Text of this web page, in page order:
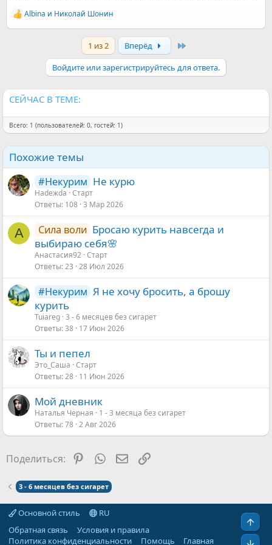
Р
е
Albina и Николай Шонин
1 из 2 Вперёд
Войдите или зарегистрируйтесь для ответа.
СЕЙЧАС В ТЕМЕ:
Всего: 1 (пользователей: 0, гостей: 1)
Похожие темы
#Некурим Не курю
Наdежdа Старт
Ответы 108 3 Мар 2026
А Сила воли Бросаю курить навсегда и
выбираю себя🌸
Анастасия92 Старт
Ответы 23 28 Июл 2026
#Некурим Я не хочу бросить, а брошу
курить
Tuiareg 3 - 6 месяцев без сигарет
Ответы 38 17 Июн 2026
Ты и пепел
Это_Саша Старт
Ответы 28 11 Июн 2026
Мой дневник
Наталья Черная
1 - 3 месяца без сигарет
Ответы 78 2 Авг 2026
Поделиться: Pinterest
WhatsAppЭлектронная почта
Ссылка
3 - 6 месяцев без сигарет
Основной стиль
RU
Обратная связь
Условия и правила
Политика конфиденциальности
Помощь Главная